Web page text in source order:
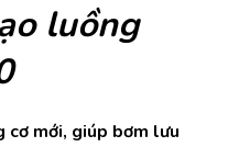
luồng
cơ mới, giúp bơm lưu